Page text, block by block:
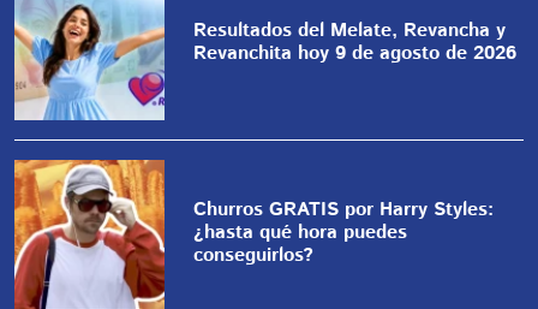
Resultados del Melate, Revancha y
Revanchita hoy 9 de agosto de 2026
Churros GRATIS por Harry Styles:
¿hasta qué hora puedes
conseguirlos?